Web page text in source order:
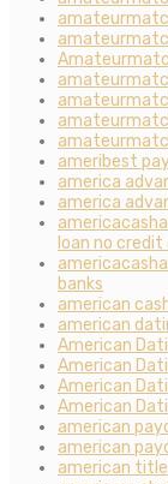
ameribest
america
america
loan no
banks
american
american
American
American
American
American
american
american
american